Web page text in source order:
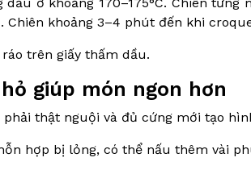
Chiên khoảng 3–4 phút đến khi
trên giấy thấm dầu.
giúp món ngon hơn
phải thật nguội và đủ cứng mới tạo
hợp bị lỏng, có thể nấu thêm vài